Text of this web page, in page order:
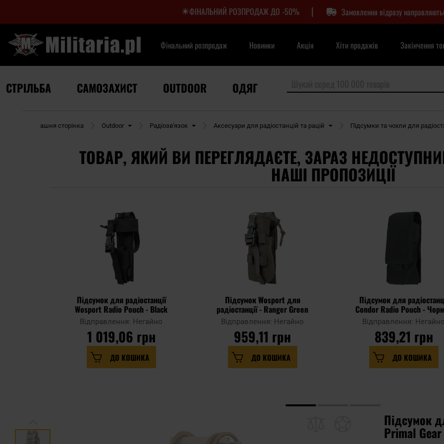
ФІНАЛЬНИЙ РОЗПРОДАЖ ДО -50% | Замовлення відразу
Фінальний розпродаж Новинки Акція Хіти продажів Закінчення
СТРІЛЬБА САМОЗАХИСТ OUTDOOR ОДЯГ
Домашня сторінка Outdoor Радіозв'язок Аксесуари для радіостанцій та рацій Підсумки та чохли для
ТОВАР, ЯКИЙ ВИ ПЕРЕГЛЯДАЄТЕ, ЗАРАЗ
НАШІ ПРОПОЗИЦІЇ
Підсумок для радіостанції
Wosport Radio Pouch - Black
Відправлення: Негайно
1 019,06 грн
ДО КОШИКА
Підсумок Wosport для
радіостанції - Ranger Green
Відправлення: Негайно
959,11 грн
ДО КОШИКА
Підсумок для
Condor Radio Pouch -
Відправлення: Негайно
839,21 грн
ДО КОШИКА
Підсумок
Primal